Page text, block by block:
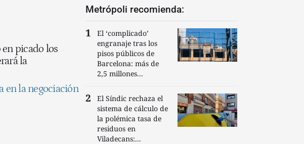
picado los
la
en la negociación
Metrópoli recomienda:
El ‘complicado’
engranaje tras los
pisos públicos de
Barcelona: más de
2,5 millones...
El Síndic rechaza el
sistema de cálculo de
la polémica tasa de
residuos en
Viladecans:...